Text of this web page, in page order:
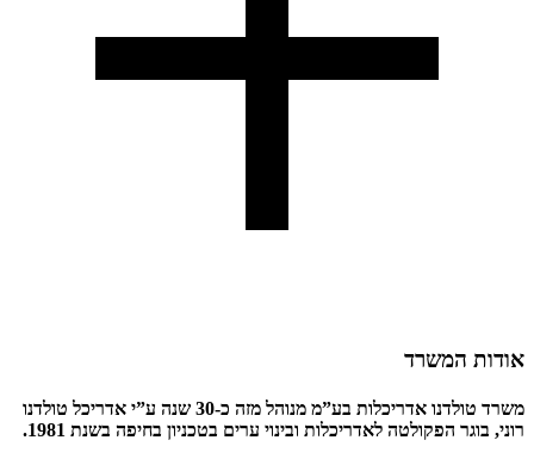
אודות המשרד
משרד טולדנו אדריכלות בע”מ מנוהל מזה כ-30 שנה ע”י אדריכל טולדנו
רוני, בוגר הפקולטה לאדריכלות ובינוי ערים בטכניון בחיפה בשנת 1981.